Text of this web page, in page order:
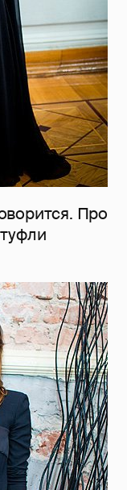
Про